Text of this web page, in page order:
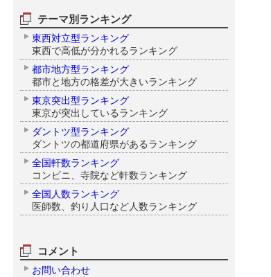
テーマ別ランキング
東西対立型ランキング
東西で高低が分かれるランキング
都市地方型ランキング
都市と地方の格差が大きいランキング
東京突出型ランキング
東京が突出しているランキング
ダントツ型ランキング
ダントツの都道府県があるランキング
全国軒数ランキング
コンビニ、寺院など軒数ランキング
全国人数ランキング
医師数、釣り人口など人数ランキング
コメント
お問い合わせ